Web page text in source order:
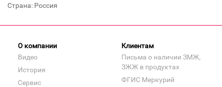
Страна: Россия
О компании
Видео
История
Сервис
Клиентам
Письма о наличии ЗМЖ,
ЗЖЖ в продуктах
ФГИС Меркурий